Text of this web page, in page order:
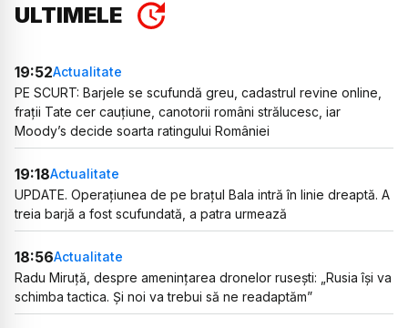
ULTIMELE
19:52Actualitate
PE SCURT: Barjele se scufundă greu, cadastrul revine online,
frații Tate cer cauțiune, canotorii români strălucesc, iar
Moody’s decide soarta ratingului României
19:18Actualitate
UPDATE. Operațiunea de pe brațul Bala intră în linie dreaptă. A
treia barjă a fost scufundată, a patra urmează
18:56Actualitate
Radu Miruță, despre amenințarea dronelor rusești: „Rusia își va
schimba tactica. Și noi va trebui să ne readaptăm”